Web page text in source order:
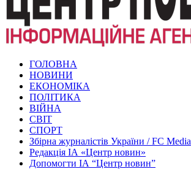
ГОЛОВНА
НОВИНИ
ЕКОНОМІКА
ПОЛІТИКА
ВІЙНА
СВІТ
СПОРТ
Збірна журналістів України / FC Media
Редакція ІА «Центр новин»
Допомогти ІА “Центр новин”